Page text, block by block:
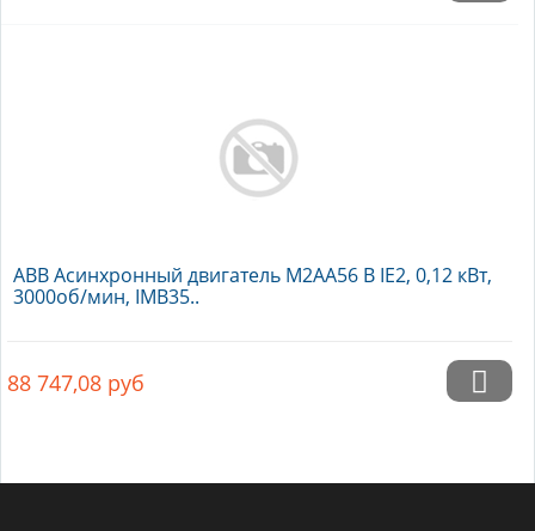
ABB Асинхронный двигатель M2AA56 B IE2, 0,12 кВт,
3000об/мин, IMB35..
88 747,08 руб